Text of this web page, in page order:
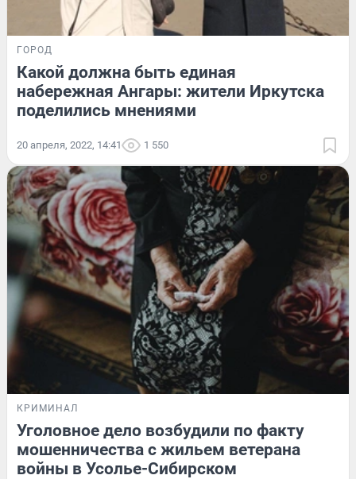
ГОРОД
Какой должна быть единая
набережная Ангары: жители Иркутска
поделились мнениями
20 апреля, 2022, 14:41 1 550
КРИМИНАЛ
Уголовное дело возбудили по факту
мошенничества с жильем ветерана
войны в Усолье-Сибирском